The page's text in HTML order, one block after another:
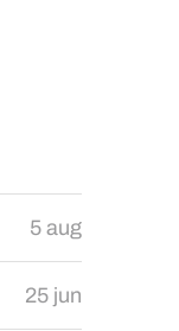
5 aug
25 jun